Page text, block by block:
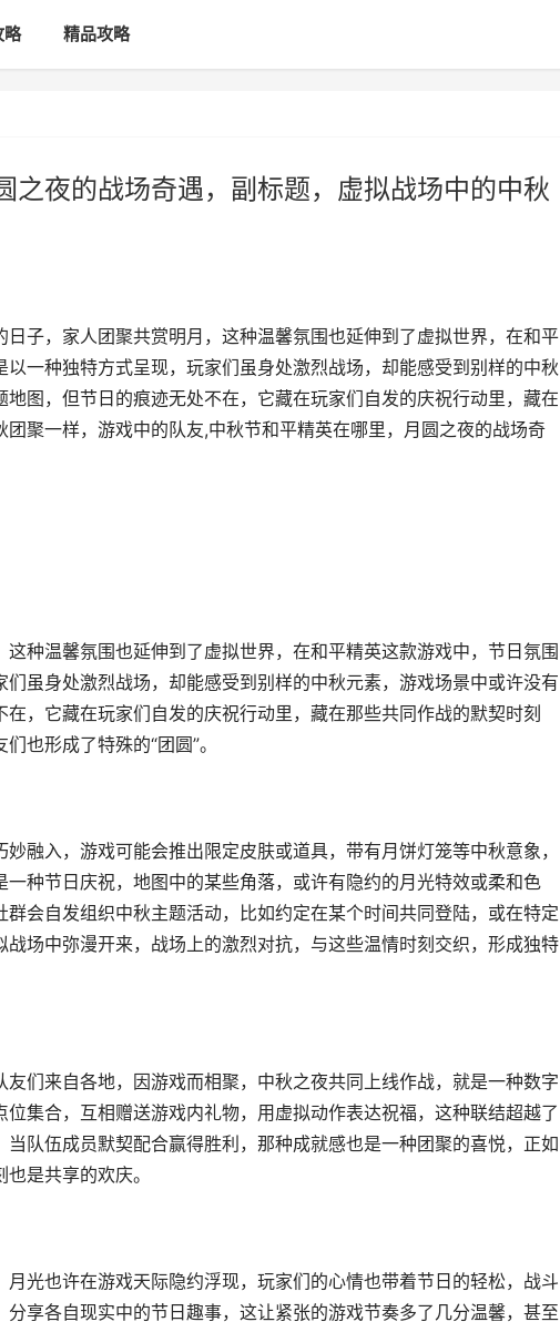
略 精品攻略
之夜的战场奇遇，副标题，虚拟战场中的中秋
子，家人团聚共赏明月，这种温馨氛围也延伸到了虚拟世界，在和平
一种独特方式呈现，玩家们虽身处激烈战场，却能感受到别样的中秋
图，但节日的痕迹无处不在，它藏在玩家们自发的庆祝行动里，藏在
聚一样，游戏中的队友,中秋节和平精英在哪里，月圆之夜的战场奇
种温馨氛围也延伸到了虚拟世界，在和平精英这款游戏中，节日氛围
虽身处激烈战场，却能感受到别样的中秋元素，游戏场景中或许没有
，它藏在玩家们自发的庆祝行动里，藏在那些共同作战的默契时刻
也形成了特殊的“团圆”。
融入，游戏可能会推出限定皮肤或道具，带有月饼灯笼等中秋意象，
种节日庆祝，地图中的某些角落，或许有隐约的月光特效或柔和色
会自发组织中秋主题活动，比如约定在某个时间共同登陆，或在特定
场中弥漫开来，战场上的激烈对抗，与这些温情时刻交织，形成独特
们来自各地，因游戏而相聚，中秋之夜共同上线作战，就是一种数字
集合，互相赠送游戏内礼物，用虚拟动作表达祝福，这种联结超越了
队伍成员默契配合赢得胜利，那种成就感也是一种团聚的喜悦，正如
是共享的欢庆。
光也许在游戏天际隐约浮现，玩家们的心情也带着节日的轻松，战斗
享各自现实中的节日趣事，这让紧张的游戏节奏多了几分温馨，甚至